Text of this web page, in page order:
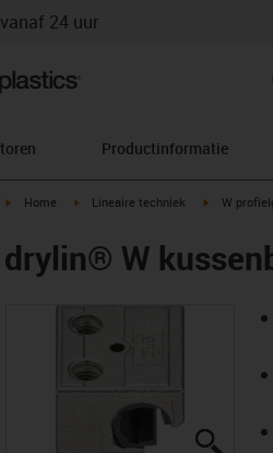
24 uur
Productinformatie
igus-icon-arrow-right
Home igus-icon-arrow-right
Lineaire techniek igus-icon-
W
drylin® W
igus-
igus-
igus-
igus-